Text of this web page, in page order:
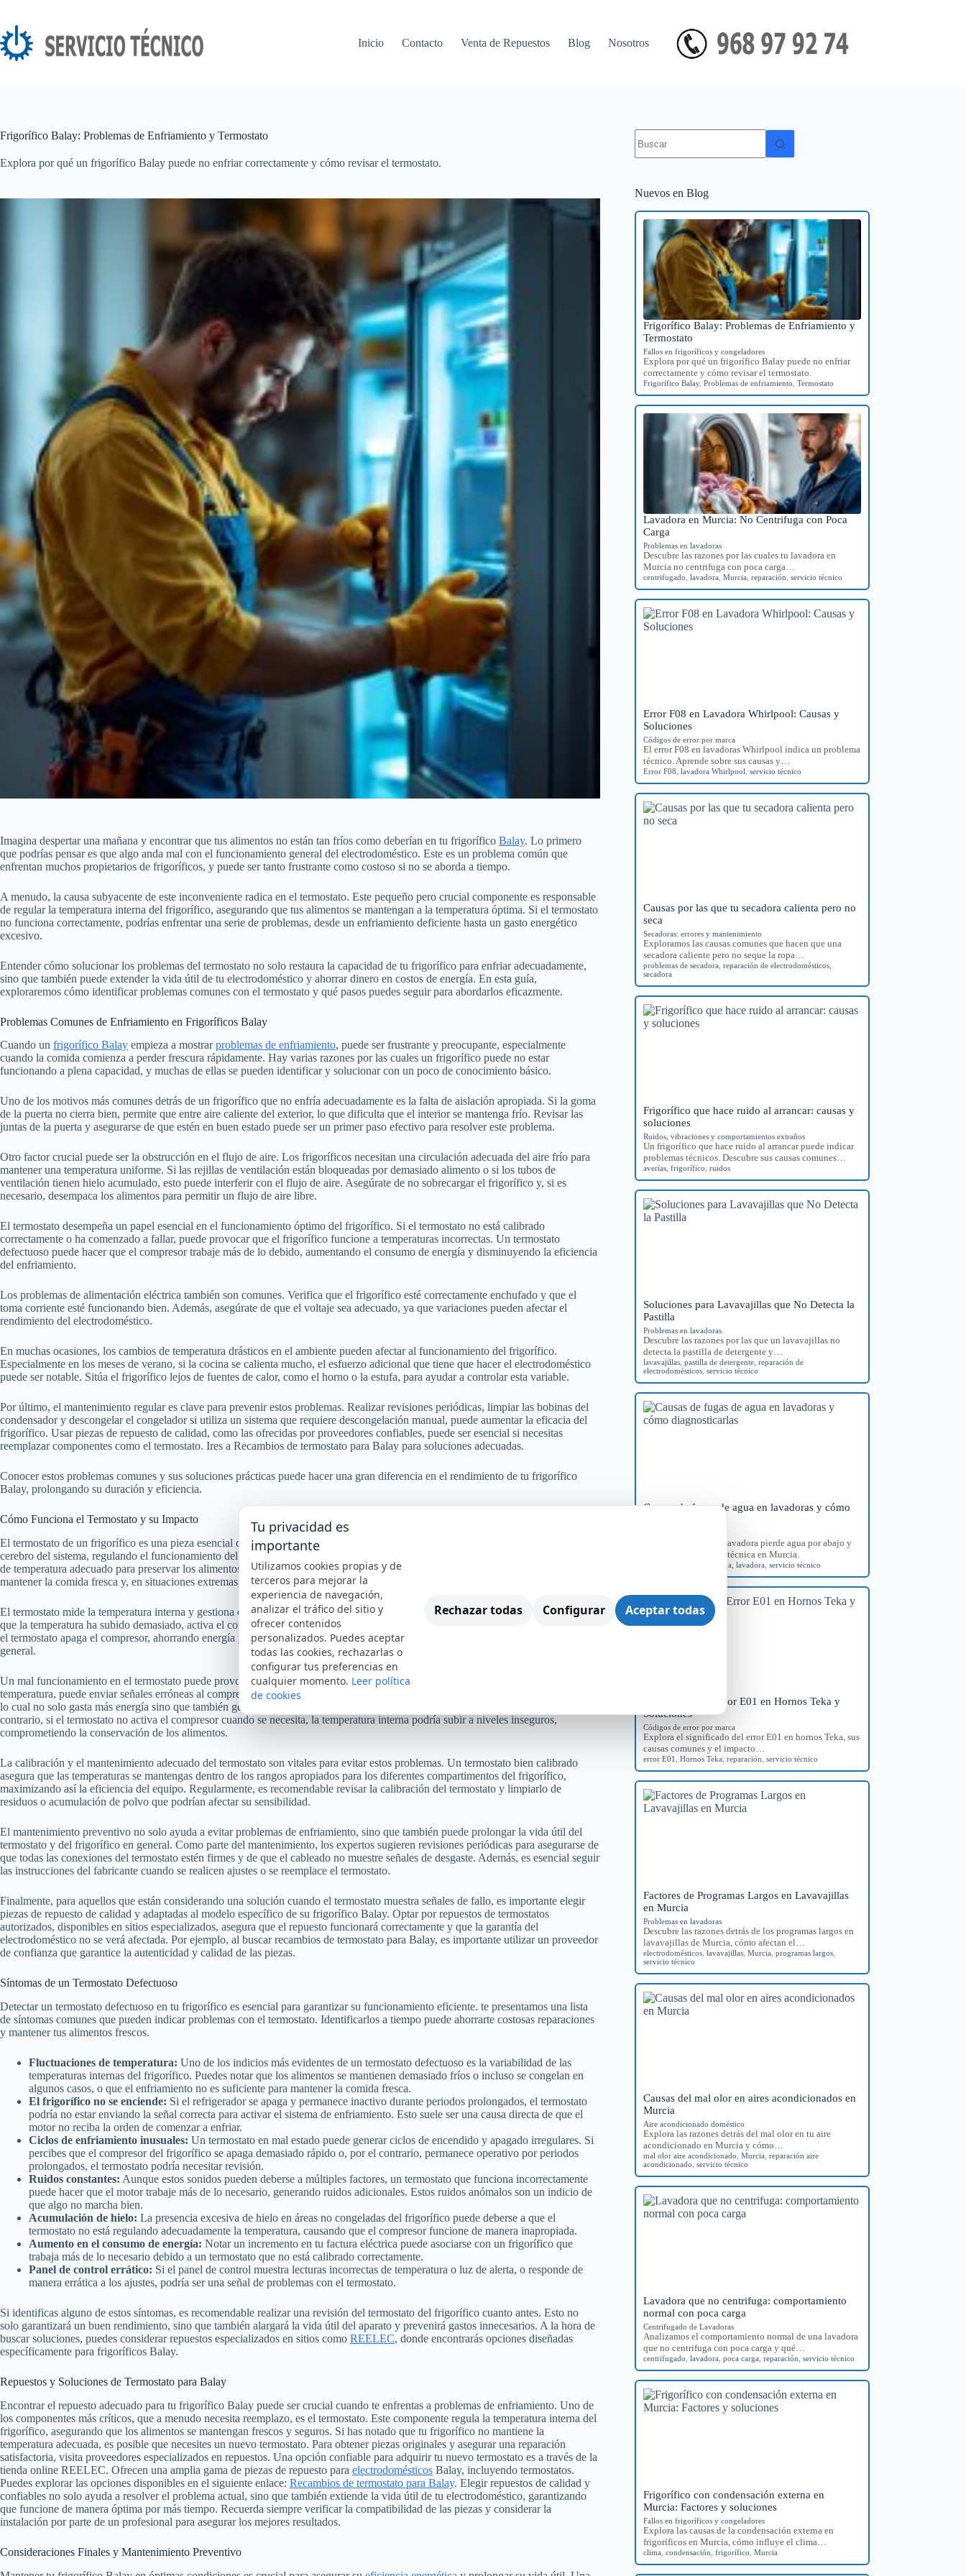
contenido
Inicio
Contacto Venta de Repuestos Blog Nosotros
Frigorífico Balay: Problemas de Enfriamiento y Termostato
Explora por qué un frigorífico Balay puede no enfriar correctamente y cómo revisar el termostato.
Imagina despertar una mañana y encontrar que tus alimentos no están tan fríos como deberían en tu frigorífico Balay. Lo primero
que podrías pensar es que algo anda mal con el funcionamiento general del electrodoméstico. Este es un problema común que
enfrentan muchos propietarios de frigoríficos, y puede ser tanto frustrante como costoso si no se aborda a tiempo.
A menudo, la causa subyacente de este inconveniente radica en el termostato. Este pequeño pero crucial componente es responsable
de regular la temperatura interna del frigorífico, asegurando que tus alimentos se mantengan a la temperatura óptima. Si el termostato
no funciona correctamente, podrías enfrentar una serie de problemas, desde un enfriamiento deficiente hasta un gasto energético
excesivo.
Entender cómo solucionar los problemas del termostato no solo restaura la capacidad de tu frigorífico para enfriar adecuadamente,
sino que también puede extender la vida útil de tu electrodoméstico y ahorrar dinero en costos de energía. En esta guía,
exploraremos cómo identificar problemas comunes con el termostato y qué pasos puedes seguir para abordarlos eficazmente.
Problemas Comunes de Enfriamiento en Frigoríficos Balay
Cuando un frigorífico Balay empieza a mostrarproblemas de enfriamiento, puede ser frustrante y preocupante, especialmente
cuando la comida comienza a perder frescura rápidamente. Hay varias razones por las cuales un frigorífico puede no estar
funcionando a plena capacidad, y muchas de ellas se pueden identificar y solucionar con un poco de conocimiento básico.
Uno de los motivos más comunes detrás de un frigorífico que no enfría adecuadamente es la falta de aislación apropiada. Si la goma
de la puerta no cierra bien, permite que entre aire caliente del exterior, lo que dificulta que el interior se mantenga frío. Revisar las
juntas de la puerta y asegurarse de que estén en buen estado puede ser un primer paso efectivo para resolver este problema.
Otro factor crucial puede ser la obstrucción en el flujo de aire. Los frigoríficos necesitan una circulación adecuada del aire frío para
mantener una temperatura uniforme. Si las rejillas de ventilación están bloqueadas por demasiado alimento o si los tubos de
ventilación tienen hielo acumulado, esto puede interferir con el flujo de aire. Asegúrate de no sobrecargar el frigorífico y, si es
necesario, desempaca los alimentos para permitir un flujo de aire libre.
El termostato desempeña un papel esencial en el funcionamiento óptimo del frigorífico. Si el termostato no está calibrado
correctamente o ha comenzado a fallar, puede provocar que el frigorífico funcione a temperaturas incorrectas. Un termostato
defectuoso puede hacer que el compresor trabaje más de lo debido, aumentando el consumo de energía y disminuyendo la eficiencia
del enfriamiento.
Los problemas de alimentación eléctrica también son comunes. Verifica que el frigorífico esté correctamente enchufado y que el
toma corriente esté funcionando bien. Además, asegúrate de que el voltaje sea adecuado, ya que variaciones pueden afectar el
rendimiento del electrodoméstico.
En muchas ocasiones, los cambios de temperatura drásticos en el ambiente pueden afectar al funcionamiento del frigorífico.
Especialmente en los meses de verano, si la cocina se calienta mucho, el esfuerzo adicional que tiene que hacer el electrodoméstico
puede ser notable. Sitúa el frigorífico lejos de fuentes de calor, como el horno o la estufa, para ayudar a controlar esta variable.
Por último, el mantenimiento regular es clave para prevenir estos problemas. Realizar revisiones periódicas, limpiar las bobinas del
condensador y descongelar el congelador si utiliza un sistema que requiere descongelación manual, puede aumentar la eficacia del
frigorífico. Usar piezas de repuesto de calidad, como las ofrecidas por proveedores confiables, puede ser esencial si necesitas
reemplazar componentes como el termostato. Ires a Recambios de termostato para Balay para soluciones adecuadas.
Conocer estos problemas comunes y sus soluciones prácticas puede hacer una gran diferencia en el rendimiento de tu frigorífico
Balay, prolongando su duración y eficiencia.
Cómo Funciona el Termostato y su Impacto
El termostato de un frigorífico es una pieza esencial que controla la temperatura interna del electrodoméstico. Funciona como el
cerebro del sistema, regulando el funcionamiento del compresor y asegurando que el interior del frigorífico se mantenga en el rango
de temperatura adecuado para preservar los alimentos. Sin un termostato funcional, el frigorífico puede tener dificultades para
mantener la comida fresca y, en situaciones extremas, puede dejar de enfriar por completo.
El termostato mide la temperatura interna y gestiona cuándo encender o apagar el sistema de enfriamiento. Si el termostato detecta
que la temperatura ha subido demasiado, activa el compresor para enfriar el interior. Una vez que se alcanza la temperatura deseada,
el termostato apaga el compresor, ahorrando energía y prolongando así la vida útil tanto del compresor como del frigorífico en
general.
Un mal funcionamiento en el termostato puede provocar serios problemas de enfriamiento. Si el termostato no mide correctamente la
temperatura, puede enviar señales erróneas al compresor. Por ejemplo, podría hacer que el compresor funcione de manera continua,
lo cual no solo gasta más energía sino que también genera un sobreenfriamiento que es perjudicial para algunos alimentos. Por el
contrario, si el termostato no activa el compresor cuando se necesita, la temperatura interna podría subir a niveles inseguros,
comprometiendo la conservación de los alimentos.
La calibración y el mantenimiento adecuado del termostato son vitales para evitar estos problemas. Un termostato bien calibrado
asegura que las temperaturas se mantengas dentro de los rangos apropiados para los diferentes compartimentos del frigorífico,
maximizando así la eficiencia del equipo. Regularmente, es recomendable revisar la calibración del termostato y limpiarlo de
residuos o acumulación de polvo que podrían afectar su sensibilidad.
El mantenimiento preventivo no solo ayuda a evitar problemas de enfriamiento, sino que también puede prolongar la vida útil del
termostato y del frigorífico en general. Como parte del mantenimiento, los expertos sugieren revisiones periódicas para asegurarse de
que todas las conexiones del termostato estén firmes y de que el cableado no muestre señales de desgaste. Además, es esencial seguir
las instrucciones del fabricante cuando se realicen ajustes o se reemplace el termostato.
Finalmente, para aquellos que están considerando una solución cuando el termostato muestra señales de fallo, es importante elegir
piezas de repuesto de calidad y adaptadas al modelo específico de su frigorífico Balay. Optar por repuestos de termostatos
autorizados, disponibles en sitios especializados, asegura que el repuesto funcionará correctamente y que la garantía del
electrodoméstico no se verá afectada. Por ejemplo, al buscar recambios de termostato para Balay, es importante utilizar un proveedor
de confianza que garantice la autenticidad y calidad de las piezas.
Síntomas de un Termostato Defectuoso
Detectar un termostato defectuoso en tu frigorífico es esencial para garantizar su funcionamiento eficiente. te presentamos una lista
de síntomas comunes que pueden indicar problemas con el termostato. Identificarlos a tiempo puede ahorrarte costosas reparaciones
y mantener tus alimentos frescos.
Fluctuaciones de temperatura: Uno de los indicios más evidentes de un termostato defectuoso es la variabilidad de las
temperaturas internas del frigorífico. Puedes notar que los alimentos se mantienen demasiado fríos o incluso se congelan en
algunos casos, o que el enfriamiento no es suficiente para mantener la comida fresca.
El frigorífico no se enciende: Si el refrigerador se apaga y permanece inactivo durante periodos prolongados, el termostato
podría no estar enviando la señal correcta para activar el sistema de enfriamiento. Esto suele ser una causa directa de que el
motor no reciba la orden de comenzar a enfriar.
Ciclos de enfriamiento inusuales: Un termostato en mal estado puede generar ciclos de encendido y apagado irregulares. Si
percibes que el compresor del frigorífico se apaga demasiado rápido o, por el contrario, permanece operativo por periodos
prolongados, el termostato podría necesitar revisión.
Ruidos constantes: Aunque estos sonidos pueden deberse a múltiples factores, un termostato que funciona incorrectamente
puede hacer que el motor trabaje más de lo necesario, generando ruidos adicionales. Estos ruidos anómalos son un indicio de
que algo no marcha bien.
Acumulación de hielo: La presencia excesiva de hielo en áreas no congeladas del frigorífico puede deberse a que el
termostato no está regulando adecuadamente la temperatura, causando que el compresor funcione de manera inapropiada.
Aumento en el consumo de energía: Notar un incremento en tu factura eléctrica puede asociarse con un frigorífico que
trabaja más de lo necesario debido a un termostato que no está calibrado correctamente.
Panel de control errático: Si el panel de control muestra lecturas incorrectas de temperatura o luz de alerta, o responde de
manera errática a los ajustes, podría ser una señal de problemas con el termostato.
Si identificas alguno de estos síntomas, es recomendable realizar una revisión del termostato del frigorífico cuanto antes. Esto no
solo garantizará un buen rendimiento, sino que también alargará la vida útil del aparato y prevenirá gastos innecesarios. A la hora de
buscar soluciones, puedes considerar repuestos especializados en sitios como REELEC, donde encontrarás opciones diseñadas
específicamente para frigoríficos Balay.
Repuestos y Soluciones de Termostato para Balay
Encontrar el repuesto adecuado para tu frigorífico Balay puede ser crucial cuando te enfrentas a problemas de enfriamiento. Uno de
los componentes más críticos, que a menudo necesita reemplazo, es el termostato. Este componente regula la temperatura interna del
frigorífico, asegurando que los alimentos se mantengan frescos y seguros. Si has notado que tu frigorífico no mantiene la
temperatura adecuada, es posible que necesites un nuevo termostato. Para obtener piezas originales y asegurar una reparación
satisfactoria, visita proveedores especializados en repuestos. Una opción confiable para adquirir tu nuevo termostato es a través de la
tienda online REELEC. Ofrecen una amplia gama de piezas de repuesto para electrodomésticos Balay, incluyendo termostatos.
Puedes explorar las opciones disponibles en el siguiente enlace: Recambios de termostato para Balay. Elegir repuestos de calidad y
confiables no solo ayuda a resolver el problema actual, sino que también extiende la vida útil de tu electrodoméstico, garantizando
que funcione de manera óptima por más tiempo. Recuerda siempre verificar la compatibilidad de las piezas y considerar la
instalación por parte de un profesional para asegurar los mejores resultados.
Consideraciones Finales y Mantenimiento Preventivo
resultados
Nuevos en Blog
Frigorífico Balay: Problemas de Enfriamiento y
Termostato
Fallos en frigoríficos y congeladores
Explora por qué un frigorífico Balay puede no enfriar
correctamente y cómo revisar el termostato.
Frigorífico Balay,Problemas de enfriamiento ,Termostato
Lavadora en Murcia: No Centrifuga con Poca
Carga
Problemas en lavadoras
Descubre las razones por las cuales tu lavadora en
Murcia no centrifuga con poca carga…
centrifugado ,lavadora ,Murcia ,reparación ,servicio técnico
Error F08 en Lavadora Whirlpool: Causas y
Soluciones
Códigos de error por marca
El error F08 en lavadoras Whirlpool indica un problema
técnico. Aprende sobre sus causas y…
Error F08 ,lavadora Whirlpool ,servicio técnico
Causas por las que tu secadora calienta pero no
seca
Secadoras: errores y mantenimiento
Exploramos las causas comunes que hacen que una
secadora caliente pero no seque la ropa…
problemas de secadora ,reparación de electrodomésticos
secadora
Frigorífico que hace ruido al arrancar: causas y
soluciones
Ruidos, vibraciones y comportamientos extraños
Un frigorífico que hace ruido al arrancar puede indicar
problemas técnicos. Descubre sus causas comunes…
averías ,frigorífico ,ruidos
Soluciones para Lavavajillas que No Detecta la
Pastilla
Problemas en lavadoras
Descubre las razones por las que un lavavajillas no
detecta la pastilla de detergente y…
lavavajillas ,pastilla de detergente ,reparación de
electrodomésticos ,servicio técnico
Causas de fugas de agua en lavadoras y cómo
Identifica por qué tu lavadora pierde agua por abajo y
consigue orientación técnica en Murcia.
fugas de agua ,lavadora ,servicio técnico
Significado del Error E01 en Hornos Teka y
Soluciones
Códigos de error por marca
Explora el significado del error E01 en hornos Teka, sus
causas comunes y el impacto…
error E01 ,Hornos Teka ,reparación ,servicio técnico
Factores de Programas Largos en Lavavajillas
en Murcia
Problemas en lavadoras
Descubre las razones detrás de los programas largos en
lavavajillas de Murcia, cómo afectan el…
electrodomésticos ,lavavajillas ,Murcia ,programas largos
servicio técnico
Causas del mal olor en aires acondicionados en
Murcia
Aire acondicionado doméstico
Explora las razones detrás del mal olor en tu aire
acondicionado en Murcia y cómo…
mal olor aire acondicionado ,Murcia ,reparación aire
acondicionado ,servicio técnico
Lavadora que no centrifuga: comportamiento
normal con poca carga
Centrifugado de Lavadoras
Analizamos el comportamiento normal de una lavadora
que no centrifuga con poca carga y qué…
centrifugado ,lavadora ,poca carga ,reparación ,servicio técnico
Frigorífico con condensación externa en
Murcia: Factores y soluciones
Fallos en frigoríficos y congeladores
Explora las causas de la condensación externa en
frigoríficos en Murcia, cómo influye el clima…
clima ,condensación ,frigorífico ,Murcia
Tu privacidad es
importante
Utilizamos cookies propias y de
terceros para mejorar la
experiencia de navegación,
analizar el tráfico del sitio y
ofrecer contenidos
personalizados. Puedes aceptar
todas las cookies, rechazarlas o
configurar tus preferencias en
cualquier momento. Leer política
de cookies
Rechazar todas Configurar Aceptar todas